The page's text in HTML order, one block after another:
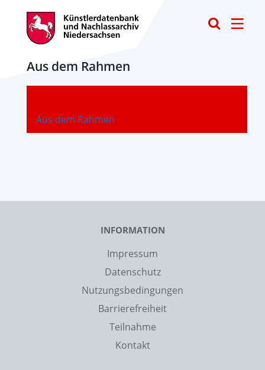
Aus dem Rahmen
Aus dem Rahmen
-
INFORMATION
Impressum
Datenschutz
Nutzungsbedingungen
Barrierefreiheit
Teilnahme
Kontakt